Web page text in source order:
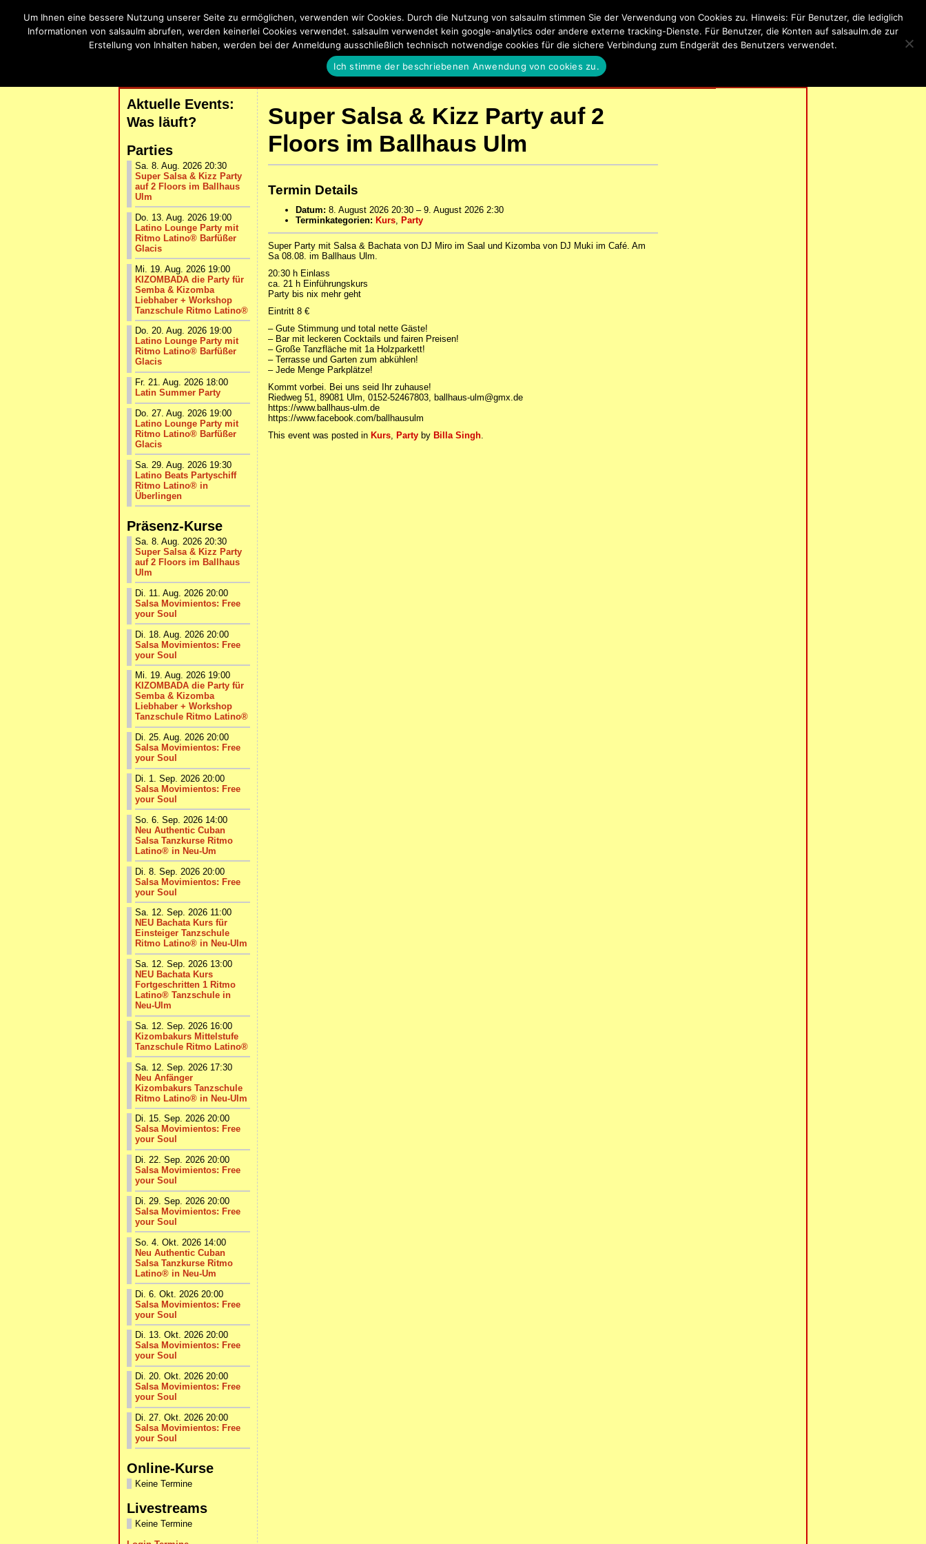
SalsaUlm
Salsa, Bachata, Kizomba, Zouk und Latin Events in Ulm, Neu-Ulm und Umgebung
Aktuelle Events:
Was läuft?
Parties
Sa. 8. Aug. 2026 20:30
Super Salsa & Kizz Party
auf 2 Floors im Ballhaus
Ulm
Do. 13. Aug. 2026 19:00
Latino Lounge Party mit
Ritmo Latino® Barfüßer
Glacis
Mi. 19. Aug. 2026 19:00
KIZOMBADA die Party für
Semba & Kizomba
Liebhaber + Workshop
Tanzschule Ritmo Latino®
Do. 20. Aug. 2026 19:00
Latino Lounge Party mit
Ritmo Latino® Barfüßer
Glacis
Fr. 21. Aug. 2026 18:00
Latin Summer Party
Do. 27. Aug. 2026 19:00
Latino Lounge Party mit
Ritmo Latino® Barfüßer
Glacis
Sa. 29. Aug. 2026 19:30
Latino Beats Partyschiff
Ritmo Latino® in
Überlingen
Präsenz-Kurse
Sa. 8. Aug. 2026 20:30
Super Salsa & Kizz Party
auf 2 Floors im Ballhaus
Ulm
Di. 11. Aug. 2026 20:00
Salsa Movimientos: Free
your Soul
Di. 18. Aug. 2026 20:00
Salsa Movimientos: Free
your Soul
Mi. 19. Aug. 2026 19:00
KIZOMBADA die Party für
Semba & Kizomba
Liebhaber + Workshop
Tanzschule Ritmo Latino®
Di. 25. Aug. 2026 20:00
Salsa Movimientos: Free
your Soul
Di. 1. Sep. 2026 20:00
Salsa Movimientos: Free
your Soul
So. 6. Sep. 2026 14:00
Neu Authentic Cuban
Salsa Tanzkurse Ritmo
Latino® in Neu-Um
Di. 8. Sep. 2026 20:00
Salsa Movimientos: Free
your Soul
Sa. 12. Sep. 2026 11:00
NEU Bachata Kurs für
Einsteiger Tanzschule
Ritmo Latino® in Neu-Ulm
Sa. 12. Sep. 2026 13:00
NEU Bachata Kurs
Fortgeschritten 1 Ritmo
Latino® Tanzschule in
Neu-Ulm
Sa. 12. Sep. 2026 16:00
Kizombakurs Mittelstufe
Tanzschule Ritmo Latino®
Sa. 12. Sep. 2026 17:30
Neu Anfänger
Kizombakurs Tanzschule
Ritmo Latino® in Neu-Ulm
Di. 15. Sep. 2026 20:00
Salsa Movimientos: Free
your Soul
Di. 22. Sep. 2026 20:00
Salsa Movimientos: Free
your Soul
Di. 29. Sep. 2026 20:00
Salsa Movimientos: Free
your Soul
So. 4. Okt. 2026 14:00
Neu Authentic Cuban
Salsa Tanzkurse Ritmo
Latino® in Neu-Um
Di. 6. Okt. 2026 20:00
Salsa Movimientos: Free
your Soul
Di. 13. Okt. 2026 20:00
Salsa Movimientos: Free
your Soul
Di. 20. Okt. 2026 20:00
Salsa Movimientos: Free
your Soul
Di. 27. Okt. 2026 20:00
Salsa Movimientos: Free
your Soul
Online-Kurse
Keine Termine
Livestreams
Keine Termine
Super Salsa & Kizz Party auf 2
Floors im Ballhaus Ulm
Termin Details
Datum: 8. August 2026 20:30 – 9. August 2026 2:30
Terminkategorien: Kurs, Party
Super Party mit Salsa & Bachata von DJ Miro im Saal und Kizomba von DJ Muki im Café. Am
Sa 08.08. im Ballhaus Ulm.
20:30 h Einlass
ca. 21 h Einführungskurs
Party bis nix mehr geht
Eintritt 8 €
– Gute Stimmung und total nette Gäste!
– Bar mit leckeren Cocktails und fairen Preisen!
– Große Tanzfläche mit 1a Holzparkett!
– Terrasse und Garten zum abkühlen!
– Jede Menge Parkplätze!
Kommt vorbei. Bei uns seid Ihr zuhause!
Riedweg 51, 89081 Ulm, 0152-52467803, ballhaus-ulm@gmx.de
https://www.ballhaus-ulm.de
https://www.facebook.com/ballhausulm
This event was posted in Kurs, Party by Billa Singh.
Um Ihnen eine bessere Nutzung unserer Seite zu ermöglichen, verwenden wir Cookies. Durch die Nutzung von salsaulm stimmen Sie der Verwendung von Cookies zu. Hinweis: Für Benutzer, die lediglich
Informationen von salsaulm abrufen, werden keinerlei Cookies verwendet. salsaulm verwendet kein google-analytics oder andere externe tracking-Dienste. Für Benutzer, die Konten auf salsaulm.de zur
Erstellung von Inhalten haben, werden bei der Anmeldung ausschließlich technisch notwendige cookies für die sichere Verbindung zum Endgerät des Benutzers verwendet.
Ich stimme der beschriebenen Anwendung von cookies zu.